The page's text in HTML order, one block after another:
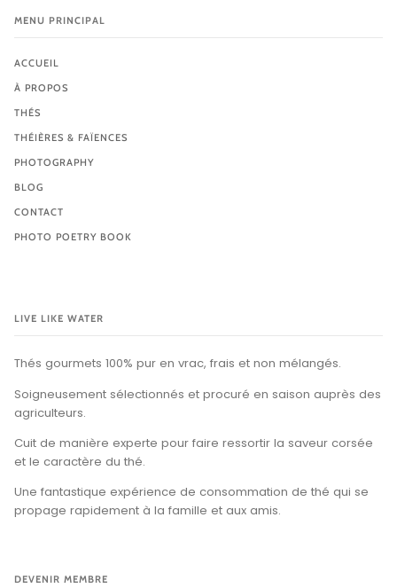
MENU PRINCIPAL
ACCUEIL
À PROPOS
THÉS
THÉIÈRES & FAÏENCES
PHOTOGRAPHY
BLOG
CONTACT
PHOTO POETRY BOOK
LIVE LIKE WATER
Thés gourmets 100% pur en vrac, frais et non mélangés.
Soigneusement sélectionnés et procuré en saison auprès des
agriculteurs.
Cuit de manière experte pour faire ressortir la saveur corsée
et le caractère du thé.
Une fantastique expérience de consommation de thé qui se
propage rapidement à la famille et aux amis.
DEVENIR MEMBRE